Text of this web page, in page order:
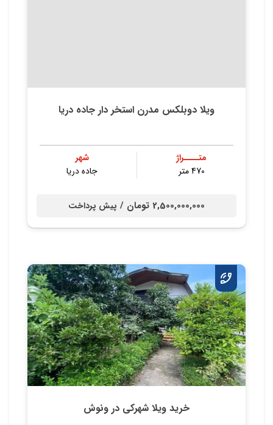
ویلا دوبلکس مدرن استخر دار جاده دریا
متــــراژ
470 متر
شهر
جاده دریا
2,500,000,000 تومان / پیش پرداخت
خرید ویلا شهرکی در ونوش